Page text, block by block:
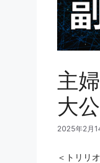
主
大
2025年2月
＜トリリ